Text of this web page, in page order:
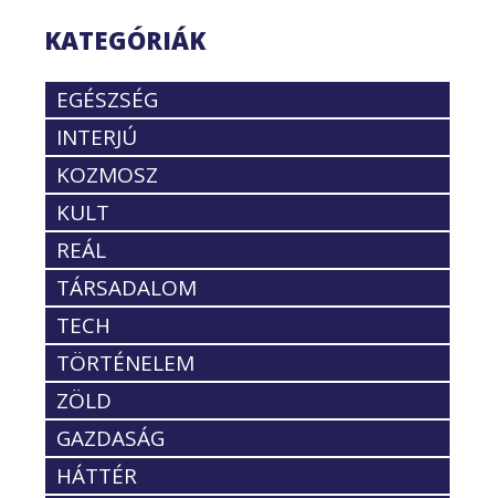
KATEGÓRIÁK
EGÉSZSÉG
INTERJÚ
KOZMOSZ
KULT
REÁL
TÁRSADALOM
TECH
TÖRTÉNELEM
ZÖLD
GAZDASÁG
HÁTTÉR